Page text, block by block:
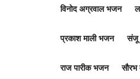
विनोद अग्रवाल भजन
प्रकाश माली भजन संजू
राज पारीक भजन